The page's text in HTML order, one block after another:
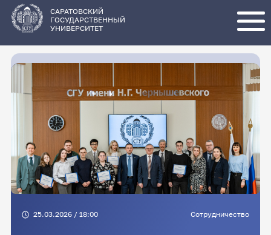
основному
содержанию
САРАТОВСКИЙ
ГОСУДАРСТВЕННЫЙ
УНИВЕРСИТЕТ
25.03.2026 / 18:00 Сотрудничество